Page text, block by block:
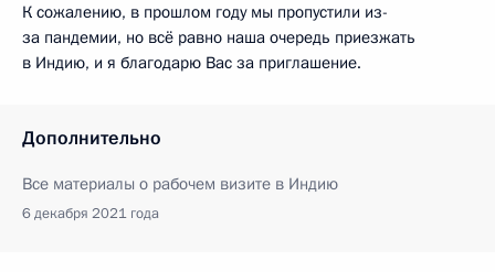
К сожалению, в прошлом году мы пропустили из-
за пандемии, но всё равно наша очередь приезжать
в Индию, и я благодарю Вас за приглашение.
Дополнительно
Все материалы о рабочем визите в Индию
6 декабря 2021 года